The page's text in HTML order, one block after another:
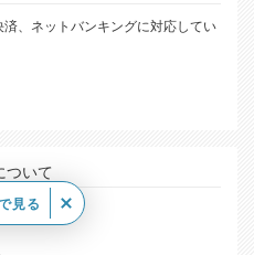
、ネットバンキングに対応してい
いて
見る